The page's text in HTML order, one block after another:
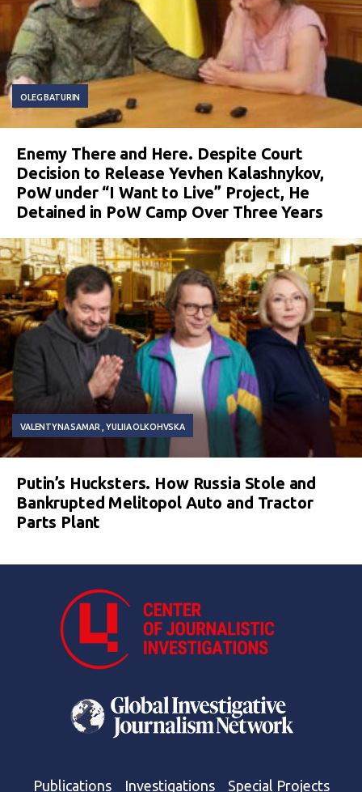
OLEG BATURIN
Enemy There and Here. Despite Court
Decision to Release Yevhen Kalashnykov,
PoW under “I Want to Live” Project, He
Detained in PoW Camp Over Three Years
VALENTYNA SAMAR YULIIA OLKOHVSKA
Putin’s Hucksters. How Russia Stole and
Bankrupted Melitopol Auto and Tractor
Parts Plant
Publications Investigations Special Projects